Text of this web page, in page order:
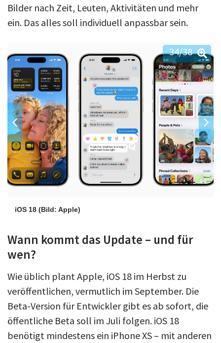
Bilder nach Zeit, Leuten, Aktivitäten und mehr
ein. Das alles soll individuell anpassbar sein.
iOS 18 (Bild: Apple)
34/38
Wann kommt das Update – und für
wen?
Wie üblich plant Apple, iOS 18 im Herbst zu
veröffentlichen, vermutlich im September. Die
Beta-Version für Entwickler gibt es ab sofort, die
öffentliche Beta soll im Juli folgen. iOS 18
benötigt mindestens ein iPhone XS – mit anderen